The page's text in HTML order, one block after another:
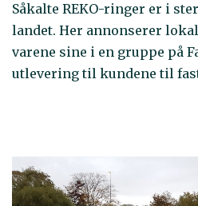
Såkalte REKO-ringer er i
landet. Her annonserer
varene sine i en gruppe på
utlevering til kundene til